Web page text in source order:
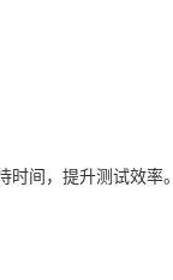
间，提升测试效率。